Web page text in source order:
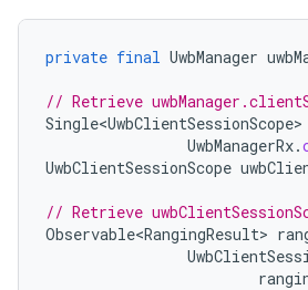
private final UwbManager
// Retrieve
Single<UwbClientSessionScope>
UwbManagerRx.
UwbClientSessionScope
// Retrieve
Observable<RangingResult>